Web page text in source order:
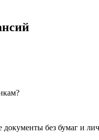
без бумаг и